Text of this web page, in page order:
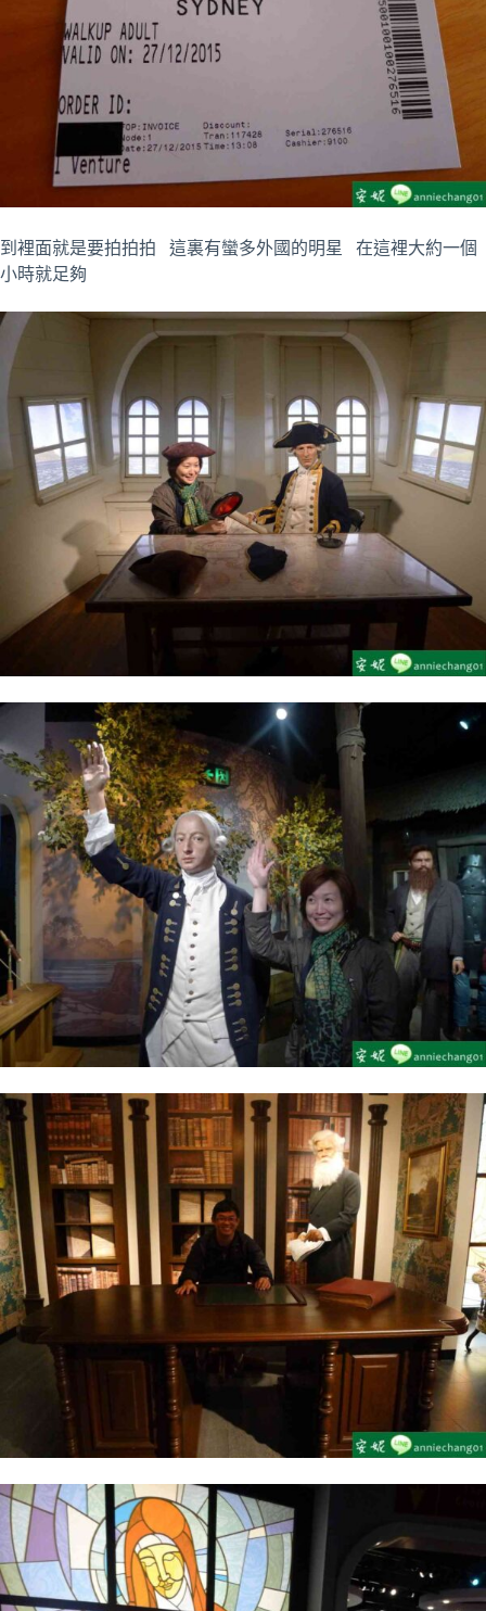
到裡面就是要拍拍拍 這裏有蠻多外國的明星 在這裡大約一個
小時就足夠